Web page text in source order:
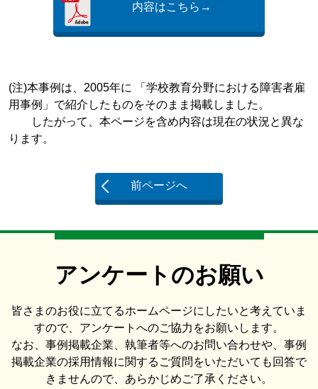
内容はこちら→
(注)本事例は、2005年に 「学校教育分野における障害者雇
用事例」で紹介したものをそのまま掲載しました。
したがって、本ページを含め内容は現在の状況と異な
ります。
前ページへ
アンケートのお願い
皆さまのお役に立てるホームページにしたいと考えていま
すので、アンケートへのご協力をお願いします。
なお、事例掲載企業、執筆者等へのお問い合わせや、事例
掲載企業の採用情報に関するご質問をいただいても回答で
きませんので、あらかじめご了承ください。